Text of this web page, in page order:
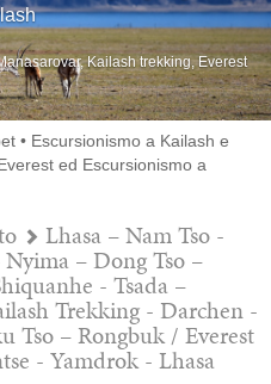
Kailash trekking, Everest
• Escursionismo a Kailash e
ed Escursionismo a
Lhasa – Nam Tso -
– Dong Tso –
- Tsada –
Trekking - Darchen -
Tso – Rongbuk / Everest
- Yamdrok - Lhasa